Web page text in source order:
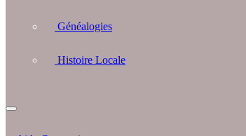
Généalogies
Histoire Locale